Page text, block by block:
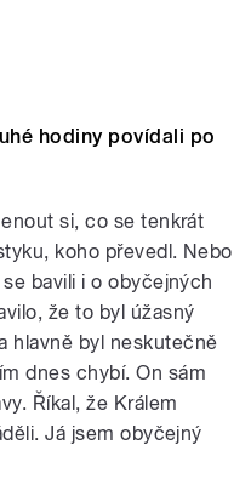
hodiny povídali po
si, co se tenkrát
koho převedl. Nebo
bavili i o obyčejných
že to byl úžasný
hlavně byl neskutečně
dnes chybí. On sám
Říkal, že Králem
Já jsem obyčejný